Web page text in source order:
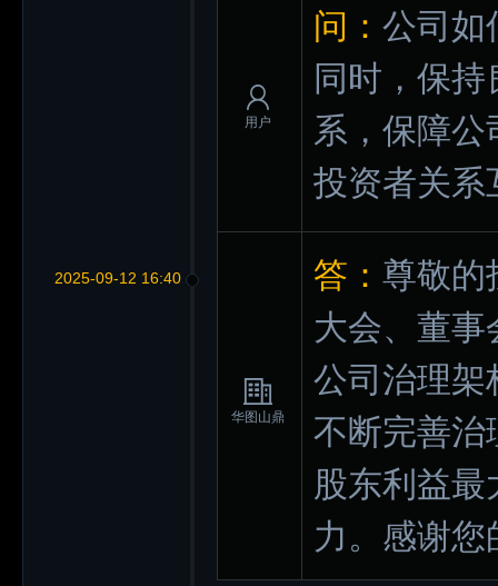
2025-09-12 16:40
用户
问： 公司如
同时，保
系，保障
投资者关系
华图山鼎
答： 尊敬的
大会、董
公司治理架
不断完善治
股东利益
力。感谢您